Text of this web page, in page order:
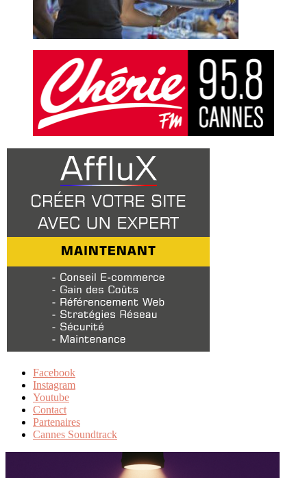
Facebook
Instagram
Youtube
Contact
Partenaires
Cannes Soundtrack